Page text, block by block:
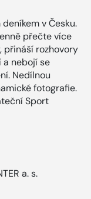
v Česku.
přečte více
přináší rozhovory
a nebojí se
Nedílnou
fotografie.
Sport
a. s.